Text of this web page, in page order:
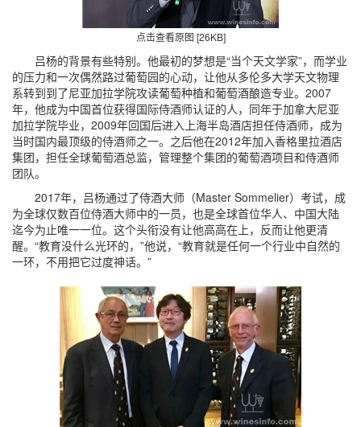
点击查看原图 [26KB]
吕杨的背景有些特别。他最初的梦想是“当个天文学家”，而学业
的压力和一次偶然路过葡萄园的心动，让他从多伦多大学天文物理
系转到到了尼亚加拉学院攻读葡萄种植和葡萄酒酿造专业。2007
年，他成为中国首位获得国际侍酒师认证的人，同年于加拿大尼亚
加拉学院毕业，2009年回国后进入上海半岛酒店担任侍酒师，成为
当时国内最顶级的侍酒师之一。之后他在2012年加入香格里拉酒店
集团，担任全球葡萄酒总监，管理整个集团的葡萄酒项目和侍酒师
团队。
2017年，吕杨通过了侍酒大师（Master Sommelier）考试，成
为全球仅数百位侍酒大师中的一员，也是全球首位华人、中国大陆
迄今为止唯一一位。这个头衔没有让他高高在上，反而让他更清
醒。“教育没什么光环的，”他说，“教育就是任何一个行业中自然的
一环，不用把它过度神话。”